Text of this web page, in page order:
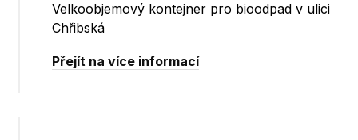
Velkoobjemový kontejner pro bioodpad v ulici
Chřibská
Přejít na více informací